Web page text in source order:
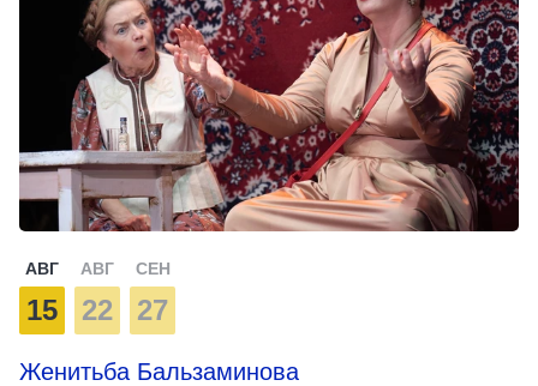
АВГ
15
АВГ
22
СЕН
27
Женитьба Бальзаминова